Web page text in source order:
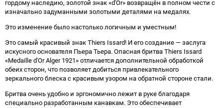
гордому наследию, золотой знак «d'Or» возвращён в полном чести с
изначально задуманными золотыми деталями на медалях.
Это изменение было настолько логичным и уместным!
Это самый красивый знак Thiers Issard! И его создание — заслуга
искусного основателя Пьера Тьера. Опасная бритва Thiers Issard
«Medaille d'Or Alger 1921» отличается дополнительной обработкой
обеих сторон, что позволяет добиться привлекательного
зеркального блеска с красивым узором на обратной стороне стали.
Бритва очень удобно и эргономично лежит в руке благодаря
специально разработанным канавкам. Это обеспечивает